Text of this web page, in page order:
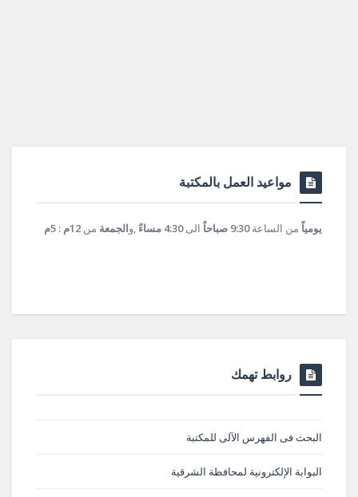
مواعيد العمل بالمكتبة
يومياً من الساعة9:30 صباحاً الى4:30 مساءً ,والجمعة من 12م : 5م
روابط تهمك
البحث فى الفهرس الآلى للمكتبة
البوابة الإلكترونية لمحافظة الشرقية